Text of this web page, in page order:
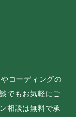
コーディングの
でもお気軽にご
相談は無料で承